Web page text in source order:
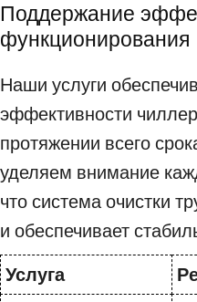
Поддержание
функционирования
Наши услуги
эффективности
протяжении всего
уделяем внимание
что система очистки
и обеспечивает
Услуга